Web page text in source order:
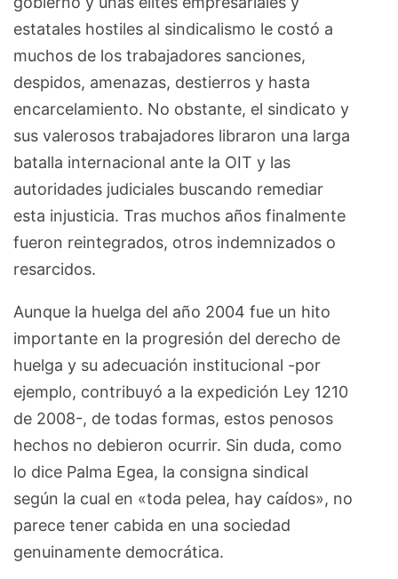
estatales hostiles al sindicalismo le costó a
muchos de los trabajadores sanciones,
despidos, amenazas, destierros y hasta
encarcelamiento. No obstante, el sindicato y
sus valerosos trabajadores libraron una larga
batalla internacional ante la OIT y las
autoridades judiciales buscando remediar
esta injusticia. Tras muchos años finalmente
fueron reintegrados, otros indemnizados o
resarcidos.
Aunque la huelga del año 2004 fue un hito
importante en la progresión del derecho de
huelga y su adecuación institucional -por
ejemplo, contribuyó a la expedición Ley 1210
de 2008-, de todas formas, estos penosos
hechos no debieron ocurrir. Sin duda, como
lo dice Palma Egea, la consigna sindical
según la cual en «toda pelea, hay caídos», no
parece tener cabida en una sociedad
genuinamente democrática.